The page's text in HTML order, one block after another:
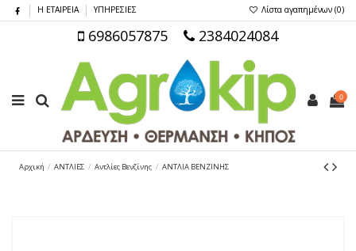
Η ΕΤΑΙΡΕΙΑ ΥΠΗΡΕΣΙΕΣ Λίστα αγαπημένων (0)
6986057875 2384024084
0
Αρχική ΑΝΤΛΙΕΣ Αντλίες Βενζίνης ΑΝΤΛΙΑ ΒΕΝΖΙΝΗΣ